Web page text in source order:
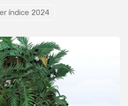
índice 2024